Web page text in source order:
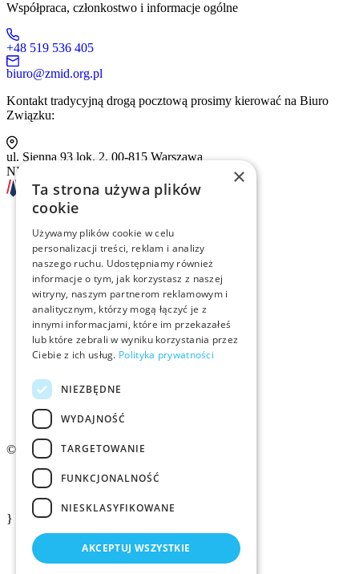
Współpraca, członkostwo i informacje ogólne
+48 519 536 405
biuro@zmid.org.pl
Kontakt tradycyjną drogą pocztową prosimy kierować na Biuro
Związku:
ul. Sienna 93 lok. 2, 00-815 Warszawa
NIP: 526-13-30-874
Szkolenia
Rekrutacja
Examino
Członkostwo
Logo ZMID
© 2026 ZMiD.org.pl
Regulamin
Polityka prywatności ZMID
}
×
Ta strona używa plików
cookie
Używamy plików cookie w celu
personalizacji treści, reklam i analizy
naszego ruchu. Udostępniamy również
informacje o tym, jak korzystasz z naszej
witryny, naszym partnerom reklamowym i
analitycznym, którzy mogą łączyć je z
innymi informacjami, które im przekazałeś
lub które zebrali w wyniku korzystania przez
Ciebie z ich usług. Polityka prywatności
NIEZBĘDNE
WYDAJNOŚĆ
TARGETOWANIE
FUNKCJONALNOŚĆ
NIESKLASYFIKOWANE
AKCEPTUJ WSZYSTKIE